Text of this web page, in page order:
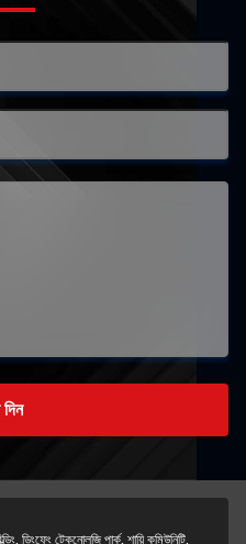
ডিংফেং টেকনোলজি পার্ক, শায়ি কমিউনিটি,